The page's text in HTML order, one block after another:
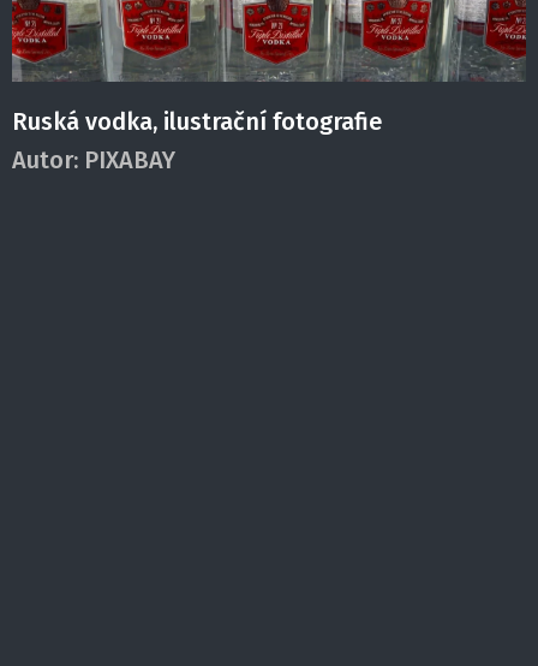
Ruská vodka, ilustrační fotografie
Autor: PIXABAY